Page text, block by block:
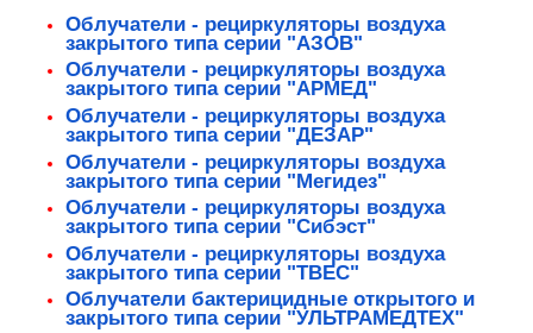
Облучатели - рециркуляторы воздуха
закрытого типа серии "АЗОВ"
Облучатели - рециркуляторы воздуха
закрытого типа серии "АРМЕД"
Облучатели - рециркуляторы воздуха
закрытого типа серии "ДЕЗАР"
Облучатели - рециркуляторы воздуха
закрытого типа серии "Мегидез"
Облучатели - рециркуляторы воздуха
закрытого типа серии "Сибэст"
Облучатели - рециркуляторы воздуха
закрытого типа серии "ТВЕС"
Облучатели бактерицидные открытого и
закрытого типа серии "УЛЬТРАМЕДТЕХ"